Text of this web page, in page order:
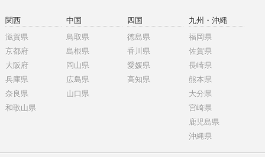
関西
滋賀県
京都府
大阪府
兵庫県
奈良県
和歌山県
中国
鳥取県
島根県
岡山県
広島県
山口県
四国
徳島県
香川県
愛媛県
高知県
九州・沖縄
福岡県
佐賀県
長崎県
熊本県
大分県
宮崎県
鹿児島県
沖縄県